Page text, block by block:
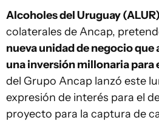
Alcoholes del Uruguay (ALUR)
colaterales de Ancap,
nueva unidad de negocio que
una inversión millonaria para
del Grupo Ancap lanzó este
expresión de interés para el
proyecto para la captura de